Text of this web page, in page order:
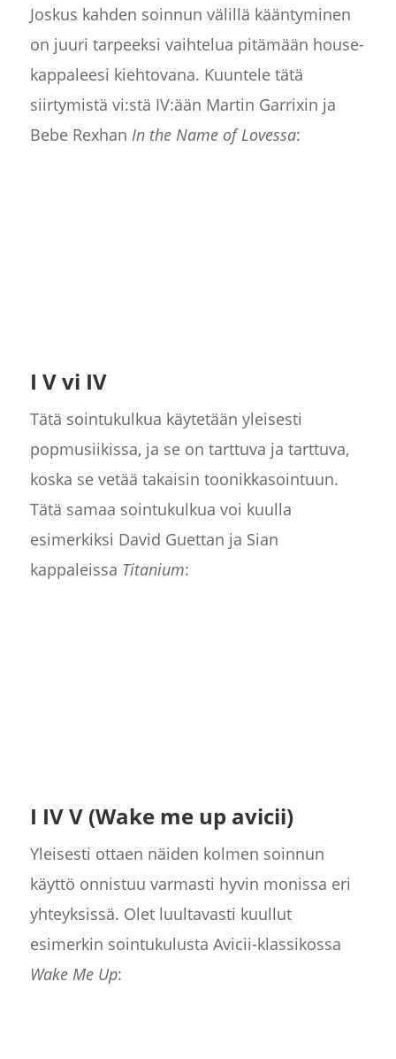
Joskus kahden soinnun välillä kääntyminen
on juuri tarpeeksi vaihtelua pitämään house-
kappaleesi kiehtovana. Kuuntele tätä
siirtymistä vi:stä IV:ään Martin Garrixin ja
Bebe Rexhan In the Name of Lovessa:
I V vi IV
Tätä sointukulkua käytetään yleisesti
popmusiikissa, ja se on tarttuva ja tarttuva,
koska se vetää takaisin toonikkasointuun.
Tätä samaa sointukulkua voi kuulla
esimerkiksi David Guettan ja Sian
kappaleissa Titanium:
I IV V (Wake me up avicii)
Yleisesti ottaen näiden kolmen soinnun
käyttö onnistuu varmasti hyvin monissa eri
yhteyksissä. Olet luultavasti kuullut
esimerkin sointukulusta Avicii-klassikossa
Wake Me Up: